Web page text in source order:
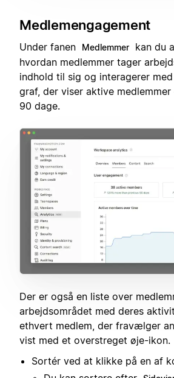
Medlemengagement
Under fanen Medlemmer
kan du
hvordan medlemmer tager
indhold til sig og interagerer
graf, der viser aktive
90 dage.
Der er også en liste over
arbejdsområdet med deres
ethvert medlem, der fravælger
vist med et overstreget øje-ikon.
Sortér ved at klikke på en af